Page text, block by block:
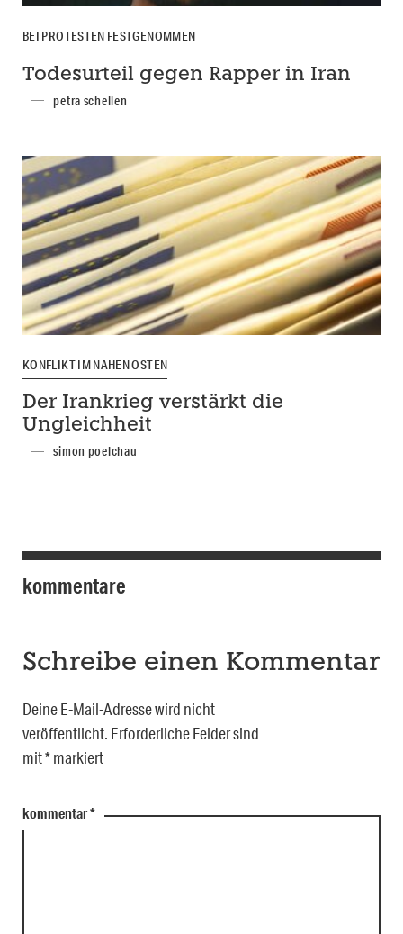
BEI PROTESTEN FESTGENOMMEN
Todesurteil gegen Rapper in Iran
petra schellen
KONFLIKT IM NAHEN OSTEN
Der Irankrieg verstärkt die
Ungleichheit
simon poelchau
kommentare
Schreibe einen Kommentar
Deine E-Mail-Adresse wird nicht
veröffentlicht. Erforderliche Felder sind
mit*markiert
kommentar*